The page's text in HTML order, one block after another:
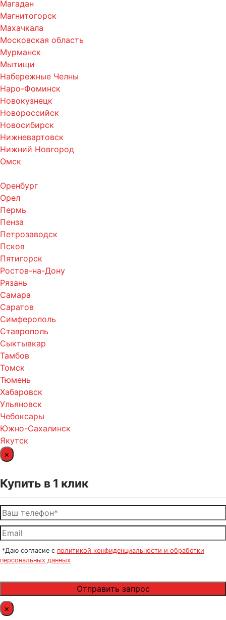
Магадан
Магнитогорск
Махачкала
Московская область
Мурманск
Мытищи
Набережные Челны
Наро-Фоминск
Новокузнецк
Новороссийск
Новосибирск
Нижневартовск
Нижний Новгород
Омск
Оренбург
Орел
Пермь
Пенза
Петрозаводск
Псков
Пятигорск
Ростов-на-Дону
Рязань
Самара
Саратов
Симферополь
Ставрополь
Сыктывкар
Тамбов
Томск
Тюмень
Хабаровск
Ульяновск
Чебоксары
Южно-Сахалинск
Якутск
×
Купить в 1 клик
*Даю согласие с политикой конфиденциальности и обработки
персональных данных
×